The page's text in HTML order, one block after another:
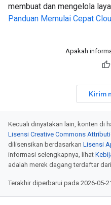
membuat dan mengelola
Panduan Memulai Cepat
Apakah
Kirim
Kecuali dinyatakan lain, konten di
Lisensi Creative Commons
dilisensikan berdasarkan Lisensi
informasi selengkapnya, lihat
adalah merek dagang terdaftar
Terakhir diperbarui pada 2026-05-